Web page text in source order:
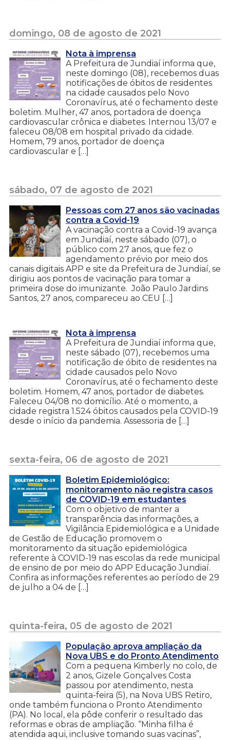
domingo, 08 de agosto de 2021
Nota à imprensa
A Prefeitura de Jundiaí informa que,
neste domingo (08), recebemos duas
notificações de óbitos de residentes
na cidade causados pelo Novo
Coronavírus, até o fechamento deste
boletim. Mulher, 47 anos, portadora de doença
cardiovascular crônica e diabetes. Internou 13/07 e
faleceu 08/08 em hospital privado da cidade.
Homem, 79 anos, portador de doença
cardiovascular e […]
sábado, 07 de agosto de 2021
Pessoas com 27 anos são vacinadas
contra a Covid-19
A vacinação contra a Covid-19 avança
em Jundiaí, neste sábado (07), o
público com 27 anos, que fez o
agendamento prévio por meio dos
canais digitais APP e site da Prefeitura de Jundiaí, se
dirigiu aos pontos de vacinação para tomar a
primeira dose do imunizante. João Paulo Jardins
Santos, 27 anos, compareceu ao CEU […]
Nota à imprensa
A Prefeitura de Jundiaí informa que,
neste sábado (07), recebemos uma
notificação de óbito de residentes na
cidade causados pelo Novo
Coronavírus, até o fechamento deste
boletim. Homem, 47 anos, portador de diabetes.
Faleceu 04/08 no domicílio. Até o momento, a
cidade registra 1.524 óbitos causados pela COVID-19
desde o início da pandemia. Assessoria de […]
sexta-feira, 06 de agosto de 2021
Boletim Epidemiológico:
monitoramento não registra casos
de COVID-19 em estudantes
Com o objetivo de manter a
transparência das informações, a
Vigilância Epidemiológica e a Unidade
de Gestão de Educação promovem o
monitoramento da situação epidemiológica
referente à COVID-19 nas escolas da rede municipal
de ensino de por meio do APP Educação Jundiaí.
Confira as informações referentes ao período de 29
de julho a 04 de […]
quinta-feira, 05 de agosto de 2021
População aprova ampliação da
Nova UBS e do Pronto Atendimento
Com a pequena Kimberly no colo, de
2 anos, Gizele Gonçalves Costa
passou por atendimento, nesta
quinta-feira (5), na Nova UBS Retiro,
onde também funciona o Pronto Atendimento
(PA). No local, ela pôde conferir o resultado das
reformas e obras de ampliação. “Minha filha é
atendida aqui, inclusive tomando suas vacinas”,